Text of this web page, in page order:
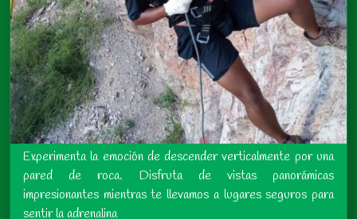
Experimenta la emoción de descender verticalmente por una
pared de roca. Disfruta de vistas panorámicas
impresionantes mientras te llevamos a lugares seguros para
sentir la adrenalina